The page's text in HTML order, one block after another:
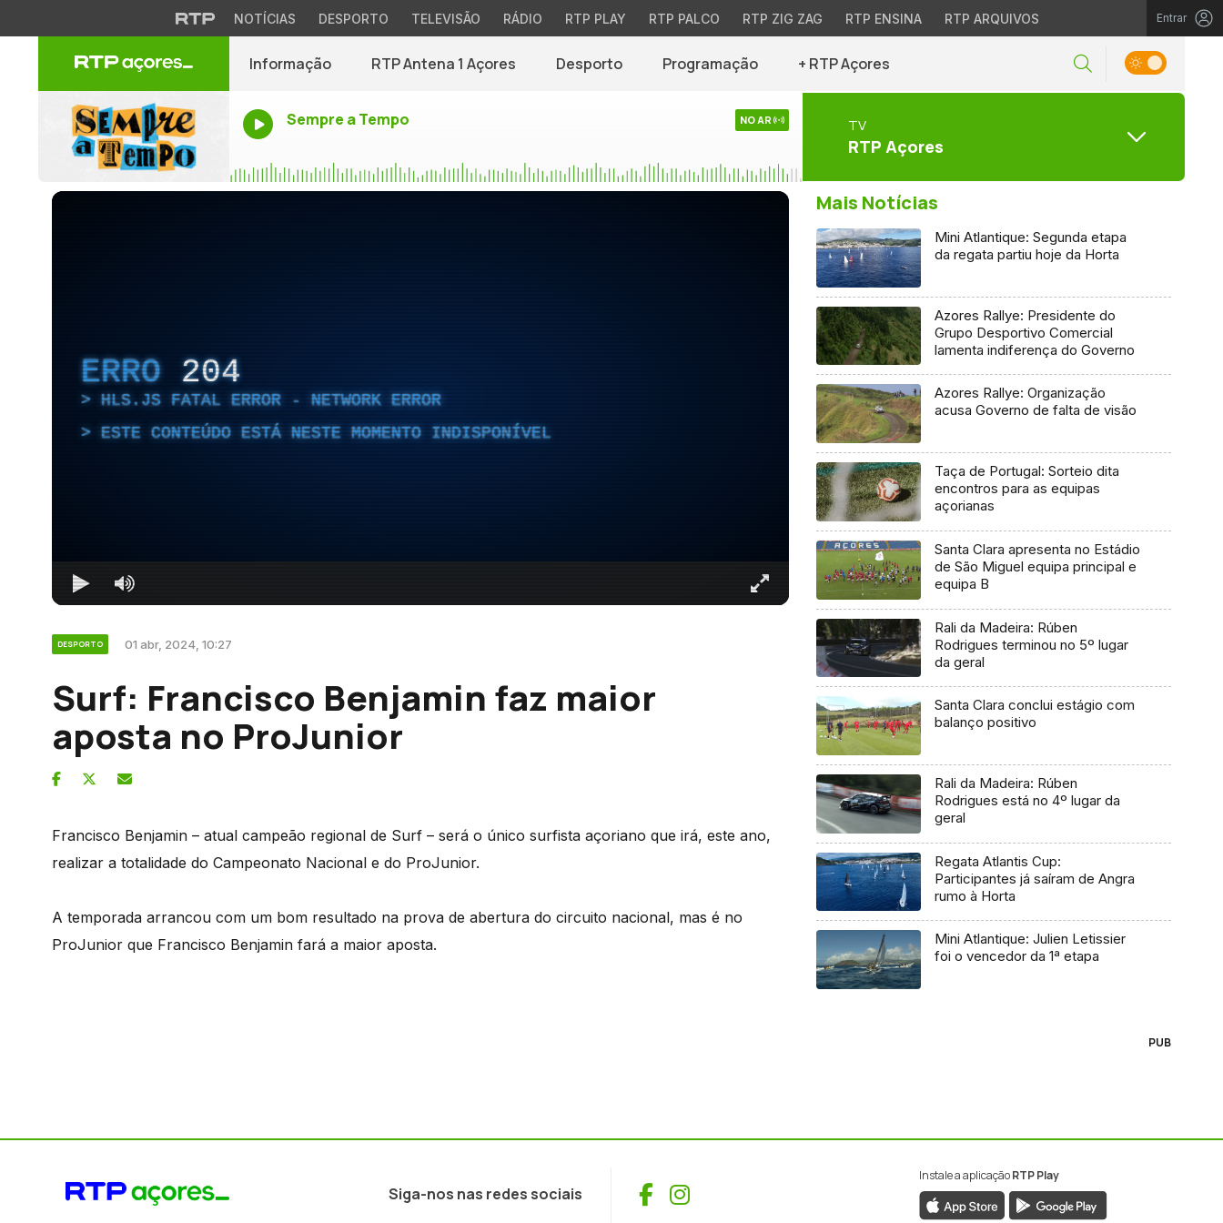
NOTÍCIAS DESPORTO TELEVISÃO RÁDIO RTP PLAY RTP PALCO RTP ZIG ZAG RTP ENSINA RTP ARQUIVOS Entrar
Informação RTP Antena 1 Açores Desporto Programação + RTP Açores
Sempre a Tempo NO AR TV
RTP Açores
ERRO 204
HLS.JS FATAL ERROR - NETWORK ERROR
ESTE CONTEÚDO ESTÁ NESTE MOMENTO INDISPONÍVEL
DESPORTO 01 abr, 2024, 10:27
Surf: Francisco Benjamin faz maior
aposta no ProJunior
Francisco Benjamin – atual campeão regional de Surf – será o único surfista açoriano que irá, este ano,
realizar a totalidade do Campeonato Nacional e do ProJunior.
A temporada arrancou com um bom resultado na prova de abertura do circuito nacional, mas é no
ProJunior que Francisco Benjamin fará a maior aposta.
Mais Notícias
Mini Atlantique: Segunda etapa
da regata partiu hoje da Horta
Azores Rallye: Presidente do
Grupo Desportivo Comercial
lamenta indiferença do Governo
Azores Rallye: Organização
acusa Governo de falta de visão
Taça de Portugal: Sorteio dita
encontros para as equipas
açorianas
Santa Clara apresenta no Estádio
de São Miguel equipa principal e
equipa B
Rali da Madeira: Rúben
Rodrigues terminou no 5º lugar
da geral
Santa Clara conclui estágio com
balanço positivo
Rali da Madeira: Rúben
Rodrigues está no 4º lugar da
geral
Regata Atlantis Cup:
Participantes já saíram de Angra
rumo à Horta
Mini Atlantique: Julien Letissier
foi o vencedor da 1ª etapa
PUB
Siga-nos nas redes sociais Facebook
Instagram
Instale a aplicaçãoRTP Play